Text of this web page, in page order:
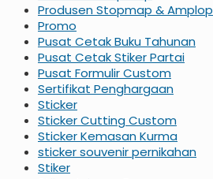
Produsen Stopmap & Amplop
Promo
Pusat Cetak Buku Tahunan
Pusat Cetak Stiker Partai
Pusat Formulir Custom
Sertifikat Penghargaan
Sticker
Sticker Cutting Custom
Sticker Kemasan Kurma
sticker souvenir pernikahan
Stiker